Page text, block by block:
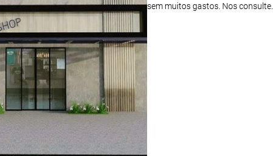
sem muitos gastos. Nos consulte.